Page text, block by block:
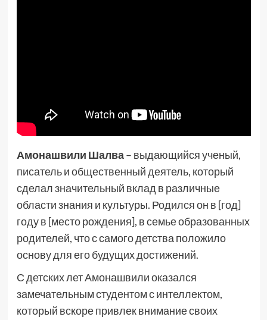
Амонашвили Шалва– выдающийся ученый,
писатель и общественный деятель, который
сделал значительный вклад в различные
области знания и культуры. Родился он в [год]
году в [место рождения], в семье образованных
родителей, что с самого детства положило
основу для его будущих достижений.
С детских лет Амонашвили оказался
замечательным студентом с интеллектом,
который вскоре привлек внимание своих